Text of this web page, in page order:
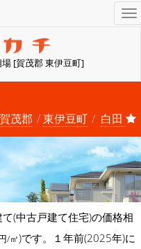
[賀茂郡 東伊豆町]
賀茂郡 東伊豆町 白田
(中古戸建て住宅)の価格相
/㎡)です。１年前(2025年)に